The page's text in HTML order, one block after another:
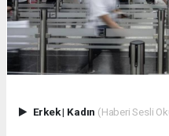
Erkek| Kadın (Haberi Sesli